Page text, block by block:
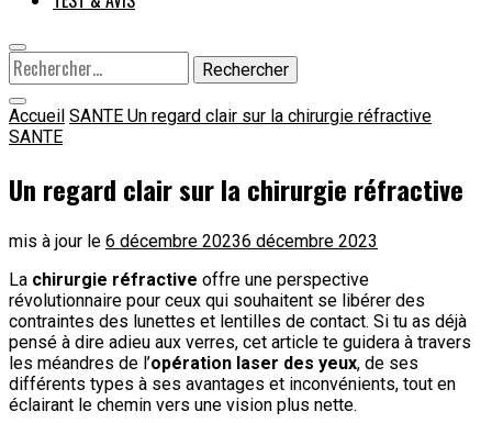
Rechercher :
Accueil SANTE Un regard clair sur la chirurgie réfractive
SANTE
Un regard clair sur la chirurgie réfractive
mis à jour le 6 décembre 20236 décembre 2023
La chirurgie réfractive offre une perspective
révolutionnaire pour ceux qui souhaitent se libérer des
contraintes des lunettes et lentilles de contact. Si tu as déjà
pensé à dire adieu aux verres, cet article te guidera à travers
les méandres de l’opération laser des yeux, de ses
différents types à ses avantages et inconvénients, tout en
éclairant le chemin vers une vision plus nette.